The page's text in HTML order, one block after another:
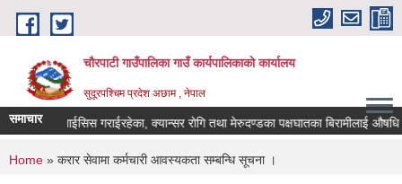
Skip to main content
चौरपाटी गाउँपालिका गाउँ कार्यपालिकाकाे कार्यालय
सुदूरपश्चिम प्रदेश अछाम , नेपाल
समाचार
डायलाईसिस गराईरहेका, क्यान्सर रोगि तथा मेरुदण्डका पक्षघातका बिरामीलाई औषधि
You are here
Home » करार सेवामा कर्मचारी आवस्यकता सम्बन्धि सूचना ।